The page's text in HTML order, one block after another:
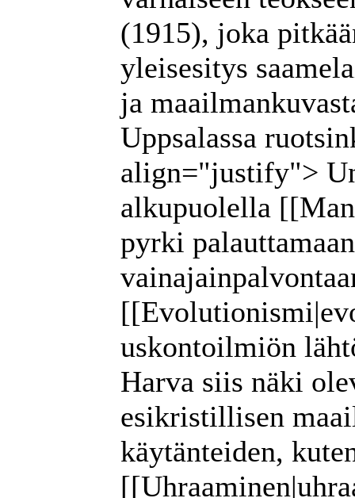
(1915), joka
yleisesitys
ja
Uppsalassa
align="justify">
alkupuolella
pyrki
uskontoilmiön
Harva siis näki
esikristillisen
käytänteiden,